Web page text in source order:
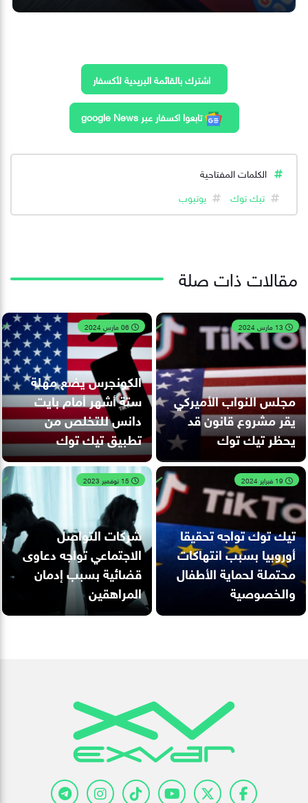
اشترك بالقائمة البريدية لأكسفار
تابعوا اكسفار عبر google News
الكلمات المفتاحية
تيك توك
يوتيوب
مقالات ذات صلة
مجلس النواب الأميركي
يقر مشروع قانون قد
يحظر تيك توك
الكونجرس يضع مهلة
ستة أشهر أمام بايت
دانس للتخلص من
تطبيق تيك توك
تيك توك تواجه تحقيقا
أوروبيا بسبب انتهاكات
محتملة لحماية الأطفال
والخصوصية
شركات التواصل
الاجتماعي تواجه دعاوى
قضائية بسبب إدمان
المراهقين